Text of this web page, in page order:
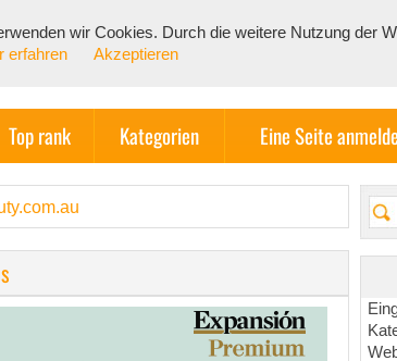
Top rank Kategorien Eine Seite
wir Cookies. Durch die weitere Nutzung der
erfahren Akzeptieren